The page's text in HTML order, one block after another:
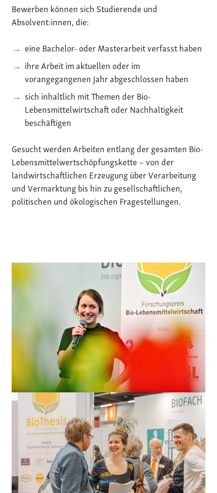
Bewerben können sich Studierende und
Absolvent:innen, die:
eine Bachelor- oder Masterarbeit verfasst haben
ihre Arbeit im aktuellen oder im
vorangegangenen Jahr abgeschlossen haben
sich inhaltlich mit Themen der Bio-
Lebensmittelwirtschaft oder Nachhaltigkeit
beschäftigen
Gesucht werden Arbeiten entlang der gesamten Bio-
Lebensmittelwertschöpfungskette – von der
landwirtschaftlichen Erzeugung über Verarbeitung
und Vermarktung bis hin zu gesellschaftlichen,
politischen und ökologischen Fragestellungen.